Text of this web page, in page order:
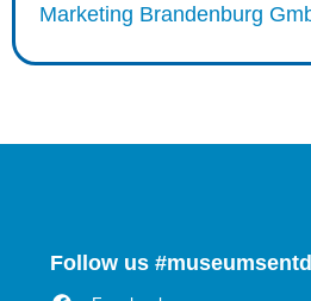
Marketing Brandenburg
Follow us